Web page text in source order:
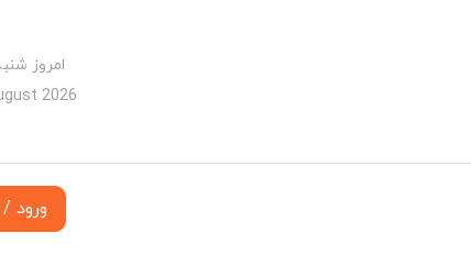
امروز شنبه 17 مرداد
2026
ورود